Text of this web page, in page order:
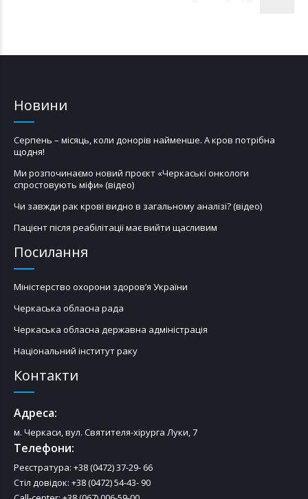
Новини
Серпень – місяць, коли донорів найменше. А кров потрібна
щодня!
Ми розпочинаємо новий проєкт «Черкаські онкологи
спростовують міфи» (відео)
Чи завжди рак крові видно в загальному аналізі? (відео)
Пацієнт після реабілітації має вийти щасливим
Посилання
Міністерство охорони здоров’я України
Черкаська обласна рада
Черкаська обласна державна адміністрація
Національний інститут раку
Контакти
Адреса:
м. Черкаси, вул. Святителя-хірурга Луки, 7
Телефони:
Реєстратура: +38 (0472) 37-29- 66
Стіл довідок: +38 (0472) 54-43- 90